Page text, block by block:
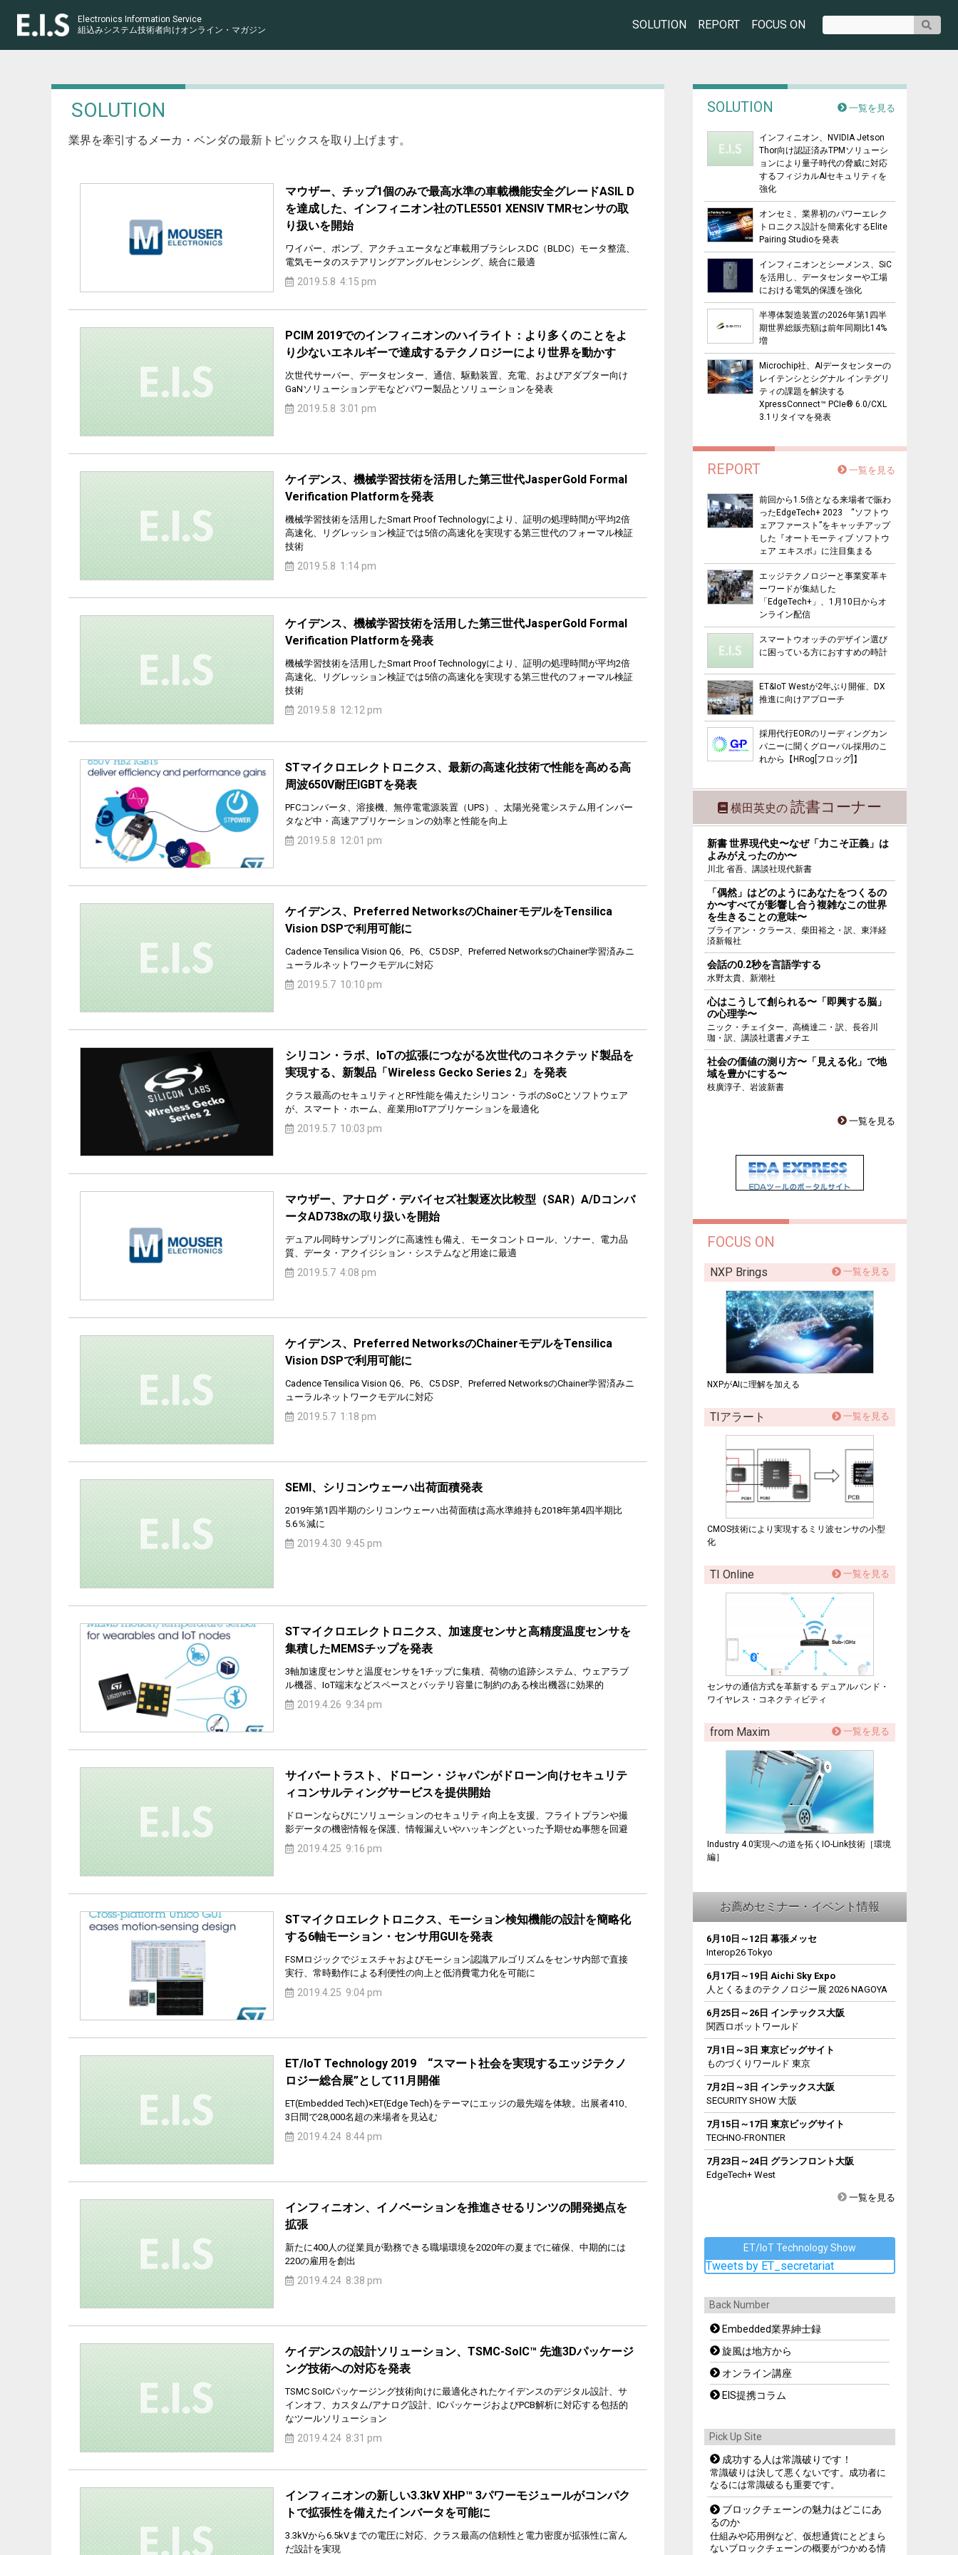
Electronics Information Service
組込みシステム技術者向けオンライン・マガジン SOLUTION REPORT FOCUS ON
SOLUTION
業界を牽引するメーカ・ベンダの最新トピックスを取り上げます。
マウザー、チップ1個のみで最高水準の車載機能安全グレードASIL D
を達成した、インフィニオン社のTLE5501 XENSIV TMRセンサの取
り扱いを開始
ワイパー、ポンプ、アクチュエータなど車載用ブラシレスDC（BLDC）モータ整流、
電気モータのステアリングアングルセンシング、統合に最適
2019.5.8 4:15 pm
PCIM 2019でのインフィニオンのハイライト：より多くのことをよ
り少ないエネルギーで達成するテクノロジーにより世界を動かす
次世代サーバー、データセンター、通信、駆動装置、充電、およびアダプター向け
GaNソリューションデモなどパワー製品とソリューションを発表
2019.5.8 3:01 pm
ケイデンス、機械学習技術を活用した第三世代JasperGold Formal
Verification Platformを発表
機械学習技術を活用したSmart Proof Technologyにより、証明の処理時間が平均2倍
高速化、リグレッション検証では5倍の高速化を実現する第三世代のフォーマル検証
技術
2019.5.8 1:14 pm
ケイデンス、機械学習技術を活用した第三世代JasperGold Formal
Verification Platformを発表
機械学習技術を活用したSmart Proof Technologyにより、証明の処理時間が平均2倍
高速化、リグレッション検証では5倍の高速化を実現する第三世代のフォーマル検証
技術
2019.5.8 12:12 pm
STマイクロエレクトロニクス、最新の高速化技術で性能を高める高
周波650V耐圧IGBTを発表
PFCコンバータ、溶接機、無停電電源装置（UPS）、太陽光発電システム用インバー
タなど中・高速アプリケーションの効率と性能を向上
2019.5.8 12:01 pm
ケイデンス、Preferred NetworksのChainerモデルをTensilica
Vision DSPで利用可能に
Cadence Tensilica Vision Q6、P6、C5 DSP、Preferred NetworksのChainer学習済みニ
ューラルネットワークモデルに対応
2019.5.7 10:10 pm
シリコン・ラボ、IoTの拡張につながる次世代のコネクテッド製品を
実現する、新製品「Wireless Gecko Series 2」を発表
クラス最高のセキュリティとRF性能を備えたシリコン・ラボのSoCとソフトウェア
が、スマート・ホーム、産業用IoTアプリケーションを最適化
2019.5.7 10:03 pm
マウザー、アナログ・デバイセズ社製逐次比較型（SAR）A/Dコンバ
ータAD738xの取り扱いを開始
デュアル同時サンプリングに高速性も備え、モータコントロール、ソナー、電力品
質、データ・アクイジション・システムなど用途に最適
2019.5.7 4:08 pm
ケイデンス、Preferred NetworksのChainerモデルをTensilica
Vision DSPで利用可能に
Cadence Tensilica Vision Q6、P6、C5 DSP、Preferred NetworksのChainer学習済みニ
ューラルネットワークモデルに対応
2019.5.7 1:18 pm
SEMI、シリコンウェーハ出荷面積発表
2019年第1四半期のシリコンウェーハ出荷面積は高水準維持も2018年第4四半期比
5.6％減に
2019.4.30 9:45 pm
STマイクロエレクトロニクス、加速度センサと高精度温度センサを
集積したMEMSチップを発表
3軸加速度センサと温度センサを1チップに集積、荷物の追跡システム、ウェアラブ
ル機器、IoT端末などスペースとバッテリ容量に制約のある検出機器に効果的
2019.4.26 9:34 pm
サイバートラスト、ドローン・ジャパンがドローン向けセキュリテ
ィコンサルティングサービスを提供開始
ドローンならびにソリューションのセキュリティ向上を支援、フライトプランや撮
影データの機密情報を保護、情報漏えいやハッキングといった予期せぬ事態を回避
2019.4.25 9:16 pm
STマイクロエレクトロニクス、モーション検知機能の設計を簡略化
する6軸モーション・センサ用GUIを発表
FSMロジックでジェスチャおよびモーション認識アルゴリズムをセンサ内部で直接
実行、常時動作による利便性の向上と低消費電力化を可能に
2019.4.25 9:04 pm
ET/IoT Technology 2019 “スマート社会を実現するエッジテクノ
ロジー総合展”として11月開催
ET(Embedded Tech)×ET(Edge Tech)をテーマにエッジの最先端を体験。出展者410、
3日間で28,000名超の来場者を見込む
2019.4.24 8:44 pm
インフィニオン、イノベーションを推進させるリンツの開発拠点を
拡張
新たに400人の従業員が勤務できる職場環境を2020年の夏までに確保、中期的には
220の雇用を創出
2019.4.24 8:38 pm
ケイデンスの設計ソリューション、TSMC-SoIC™ 先進3Dパッケージ
ング技術への対応を発表
TSMC SoICパッケージング技術向けに最適化されたケイデンスのデジタル設計、サ
インオフ、カスタム/アナログ設計、ICパッケージおよびPCB解析に対応する包括的
なツールソリューション
2019.4.24 8:31 pm
インフィニオンの新しい3.3kV XHP™ 3パワーモジュールがコンパク
トで拡張性を備えたインバータを可能に
3.3kVから6.5kVまでの電圧に対応、クラス最高の信頼性と電力密度が拡張性に富ん
だ設計を実現
SOLUTION 一覧を見る
インフィニオン、NVIDIA Jetson
Thor向け認証済みTPMソリューシ
ョンにより量子時代の脅威に対応
するフィジカルAIセキュリティを
強化
オンセミ、業界初のパワーエレク
トロニクス設計を簡素化するElite
Pairing Studioを発表
インフィニオンとシーメンス、SiC
を活用し、データセンターや工場
における電気的保護を強化
半導体製造装置の2026年第1四半
期世界総販売額は前年同期比14%
増
Microchip社、AIデータセンターの
レイテンシとシグナル インテグリ
ティの課題を解決する
XpressConnect™ PCIe® 6.0/CXL
3.1リタイマを発表
REPORT 一覧を見る
前回から1.5倍となる来場者で賑わ
ったEdgeTech+ 2023 “ソフトウ
ェアファースト”をキャッチアップ
した『オートモーティブ ソフトウ
ェア エキスポ』に注目集まる
エッジテクノロジーと事業変革キ
ーワードが集結した
「EdgeTech+」、1月10日からオ
ンライン配信
スマートウオッチのデザイン選び
に困っている方におすすめの時計
ET&IoT Westが2年ぶり開催、DX
推進に向けアプローチ
採用代行EORのリーディングカン
パニーに聞くグローバル採用のこ
れから【HRog[フロッグ]】
横田英史の 読書コーナー
新書 世界現代史〜なぜ「力こそ正義」は
よみがえったのか〜
川北 省吾、講談社現代新書
「偶然」はどのようにあなたをつくるの
か〜すべてが影響し合う複雑なこの世界
を生きることの意味〜
ブライアン・クラース、柴田裕之・訳、東洋経
済新報社
会話の0.2秒を言語学する
水野太貴、新潮社
心はこうして創られる〜「即興する脳」
の心理学〜
ニック・チェイター、高橋達二・訳、長谷川
珈・訳、講談社選書メチエ
社会の価値の測り方〜「見える化」で地
域を豊かにする〜
枝廣淳子、岩波新書
一覧を見る
FOCUS ON
NXP Brings 一覧を見る
NXPがAIに理解を加える
TIアラート 一覧を見る
CMOS技術により実現するミリ波センサの小型
化
TI Online 一覧を見る
センサの通信方式を革新する デュアルバンド・
ワイヤレス・コネクティビティ
from Maxim 一覧を見る
Industry 4.0実現への道を拓くIO-Link技術［環境
編］
お薦めセミナー・イベント情報
6月10日～12日 幕張メッセ
Interop26 Tokyo
6月17日～19日 Aichi Sky Expo
人とくるまのテクノロジー展 2026 NAGOYA
6月25日～26日 インテックス大阪
関西ロボットワールド
7月1日～3日 東京ビッグサイト
ものづくりワールド 東京
7月2日～3日 インテックス大阪
SECURITY SHOW 大阪
7月15日～17日 東京ビッグサイト
TECHNO-FRONTIER
7月23日～24日 グランフロント大阪
EdgeTech+ West
一覧を見る
ET/IoT Technology Show
Tweets by ET_secretariat
Back Number
Embedded業界紳士録
旋風は地方から
オンライン講座
EIS提携コラム
Pick Up Site
成功する人は常識破りです！
常識破りは決して悪くないです。成功者に
なるには常識破るも重要です。
ブロックチェーンの魅力はどこにあ
るのか
仕組みや応用例など、仮想通貨にとどまら
ないブロックチェーンの概要がつかめる情